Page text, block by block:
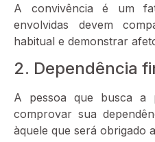
A convivência é um
envolvidas devem
habitual e demonstrar
2. Dependência
A pessoa que busca a
comprovar sua
àquele que será obrigado